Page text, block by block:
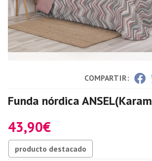
COMPARTIR:
Funda nórdica ANSEL
43,90€
producto destacado